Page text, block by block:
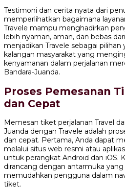
Testimoni dan cerita nyata dari
memperlihatkan bagaimana
Travele mampu menghadirkan
lebih nyaman, aman, dan bebas
menjadikan Travele sebagai
kalangan masyarakat yang
kenyamanan dalam perjalanan
Bandara-Juanda.
Proses Pemesanan
dan Cepat
Memesan tiket perjalanan Travel
Juanda dengan Travele adalah
dan cepat. Pertama, Anda dapat
melalui situs web resmi atau
untuk perangkat Android dan iOS.
dirancang dengan antarmuka
memudahkan pengguna dalam
tiket.